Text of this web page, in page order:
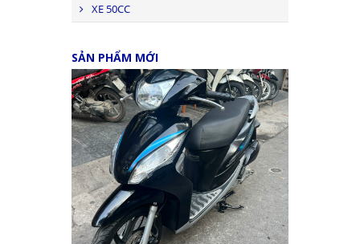
XE 50CC
SẢN PHẨM MỚI